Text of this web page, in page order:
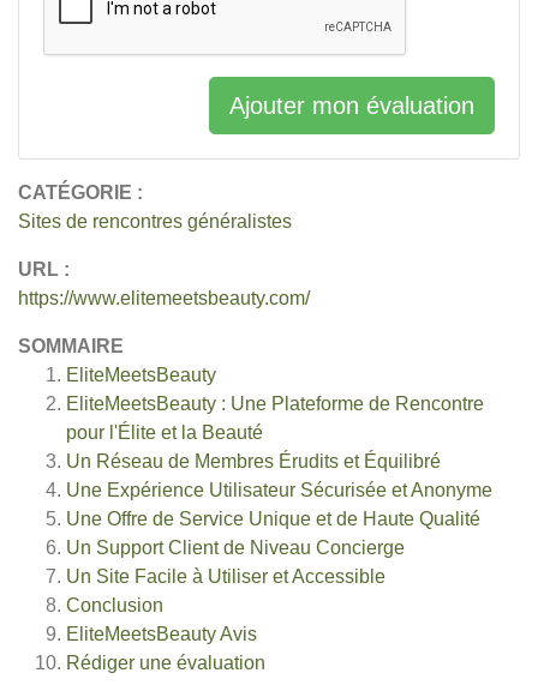
CATÉGORIE :
Sites de rencontres généralistes
URL :
https://www.elitemeetsbeauty.com/
SOMMAIRE
EliteMeetsBeauty
EliteMeetsBeauty : Une Plateforme de Rencontre
pour l'Élite et la Beauté
Un Réseau de Membres Érudits et Équilibré
Une Expérience Utilisateur Sécurisée et Anonyme
Une Offre de Service Unique et de Haute Qualité
Un Support Client de Niveau Concierge
Un Site Facile à Utiliser et Accessible
Conclusion
EliteMeetsBeautyAvis
Rédiger une évaluation
Ajouter mon évaluation